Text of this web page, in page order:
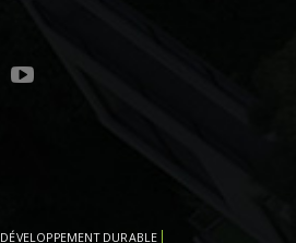
DÉVELOPPEMENT DURABLE